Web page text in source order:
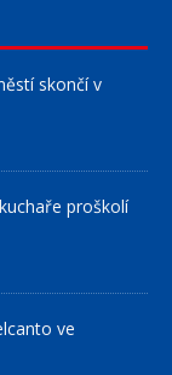
skončí v
proškolí
ve